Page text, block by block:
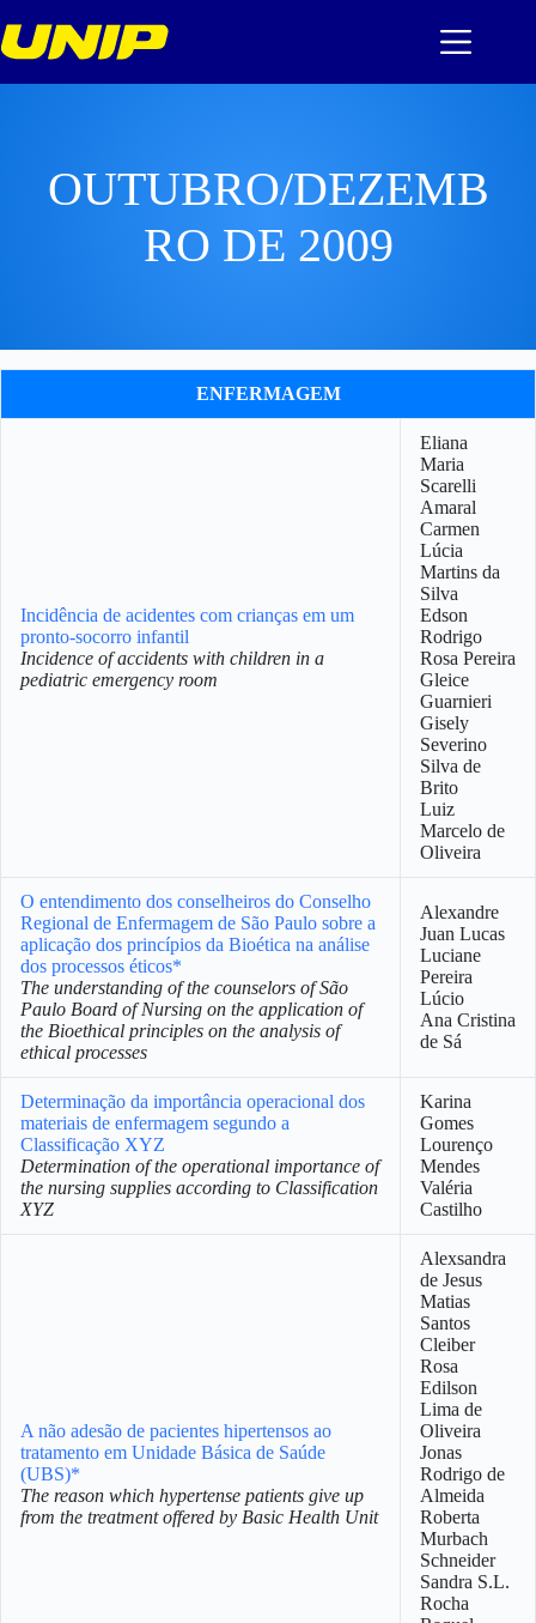
para
o
OUTUBRO/DEZEMB
RO DE 2009
ENFERMAGEM
Incidência de acidentes com crianças em um
pronto-socorro infantil
Incidence of accidents with children in a
pediatric emergency room
Eliana
Maria
Scarelli
Amaral
Carmen
Lúcia
Martins da
Silva
Edson
Rodrigo
Rosa Pereira
Gleice
Guarnieri
Gisely
Severino
Silva de
Brito
Luiz
Marcelo de
Oliveira
O entendimento dos conselheiros do Conselho
Regional de Enfermagem de São Paulo sobre a
aplicação dos princípios da Bioética na análise
dos processos éticos*
The understanding of the counselors of São
Paulo Board of Nursing on the application of
the Bioethical principles on the analysis of
ethical processes
Alexandre
Juan Lucas
Luciane
Pereira
Lúcio
Ana Cristina
de Sá
Determinação da importância operacional dos
materiais de enfermagem segundo a
Classificação XYZ
Determination of the operational importance of
the nursing supplies according to Classification
XYZ
Karina
Gomes
Lourenço
Mendes
Valéria
Castilho
A não adesão de pacientes hipertensos ao
tratamento em Unidade Básica de Saúde
(UBS)*
The reason which hypertense patients give up
from the treatment offered by Basic Health Unit
Alexsandra
de Jesus
Matias
Santos
Cleiber
Rosa
Edilson
Lima de
Oliveira
Jonas
Rodrigo de
Almeida
Roberta
Murbach
Schneider
Sandra S.L.
Rocha